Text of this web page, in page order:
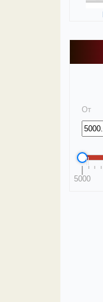
От
5000